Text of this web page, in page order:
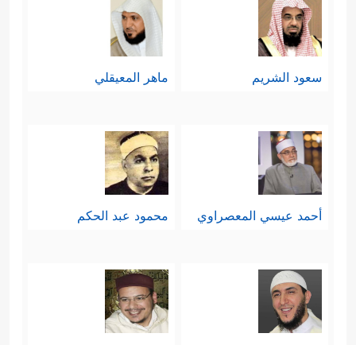
سعود الشريم ماهر المعيقلي
أحمد عيسي المعصراوي محمود عبد الحكم